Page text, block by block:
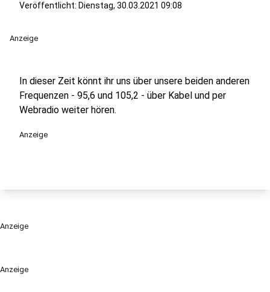
Anzeige
Veröffentlicht: Dienstag, 30.03.2021 09:08
Anzeige
In dieser Zeit könnt ihr uns über unsere beiden anderen
Frequenzen - 95,6 und 105,2 - über Kabel und per
Webradio weiter hören.
Anzeige
Anzeige